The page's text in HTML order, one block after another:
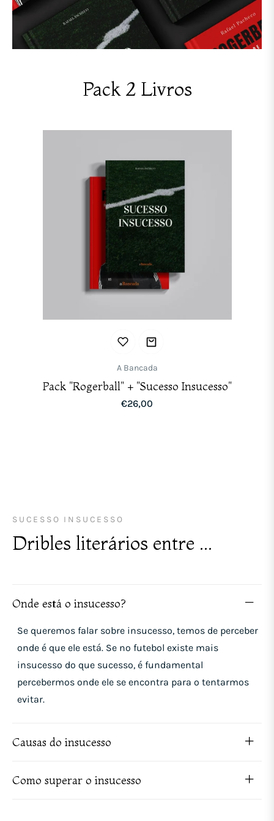
Pack 2 Livros
A Bancada
Pack "Rogerball" + "Sucesso Insucesso"
Prix
€26,00
SUCESSO INSUCESSO
Dribles literários entre ...
Onde está o insucesso?
Se queremos falar sobre insucesso, temos de perceber
onde é que ele está. Se no futebol existe mais
insucesso do que sucesso, é fundamental
percebermos onde ele se encontra para o tentarmos
evitar.
Causas do insucesso
Como superar o insucesso